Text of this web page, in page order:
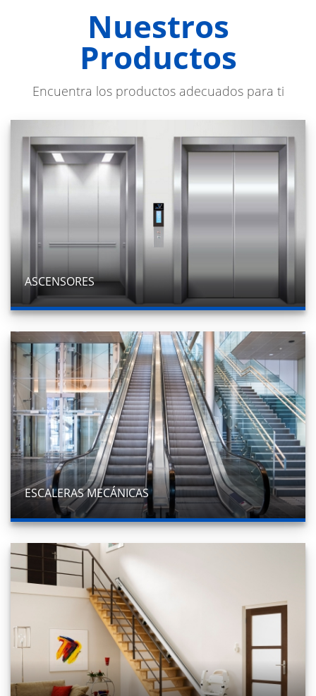
Nuestros
Productos
Encuentra los productos adecuados para ti
ASCENSORES
ESCALERAS MECÁNICAS